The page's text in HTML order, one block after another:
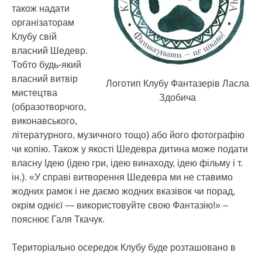
Логотип Клубу Фантазерів Ласла
Здобича
також надати
організаторам
Клубу свій
власний Шедевр.
Тобто будь-який
власний витвір
мистецтва
(образотворчого,
виконавського,
літературного, музичного тощо) або його фотографію
чи копію. Також у якості Шедевра дитина може подати
власну Ідею (ідею гри, ідею винаходу, ідею фільму і т.
ін.). «У справі витворення Шедевра ми не ставимо
жодних рамок і не даємо жодних вказівок чи порад,
окрім однієї — використовуйте свою Фантазію!» –
пояснює Галя Ткачук.
Територіально осередок Клубу буде розташовано в